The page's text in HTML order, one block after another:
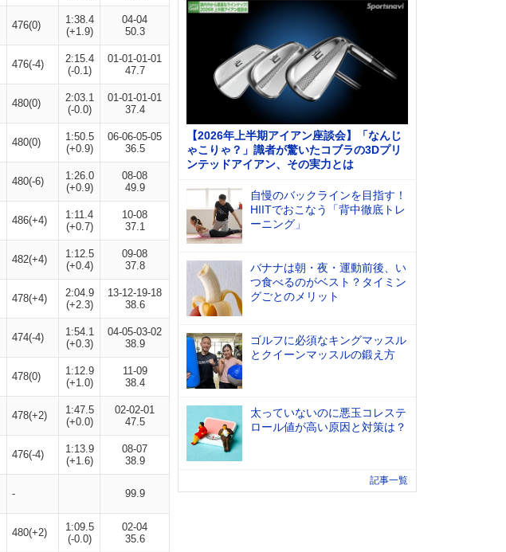
476(0)
1:38.4
(+1.9)
04-04
50.3
476(-4)
2:15.4
(-0.1)
01-01-01-01
47.7
480(0)
2:03.1
(-0.0)
01-01-01-01
37.4
480(0)
1:50.5
(+0.9)
06-06-05-05
36.5
480(-6)
1:26.0
(+0.9)
08-08
49.9
486(+4)
1:11.4
(+0.7)
10-08
37.1
482(+4)
1:12.5
(+0.4)
09-08
37.8
478(+4)
2:04.9
(+2.3)
13-12-19-18
38.6
474(-4)
1:54.1
(+0.3)
04-05-03-02
38.9
478(0)
1:12.9
(+1.0)
11-09
38.4
478(+2)
1:47.5
(+0.0)
02-02-01
47.5
476(-4)
1:13.9
(+1.6)
08-07
38.9
- 99.9
480(+2)
1:09.5
(-0.0)
02-04
35.6
【2026年上半期アイアン座談会】「なんじ
ゃこりゃ？」識者が驚いたコブラの3Dプリ
ンテッドアイアン、その実力とは
自慢のバックラインを目指す！
HIITでおこなう「背中徹底トレ
ーニング」
バナナは朝・夜・運動前後、い
つ食べるのがベスト？タイミン
グごとのメリット
ゴルフに必須なキングマッスル
とクイーンマッスルの鍛え方
太っていないのに悪玉コレステ
ロール値が高い原因と対策は？
記事一覧